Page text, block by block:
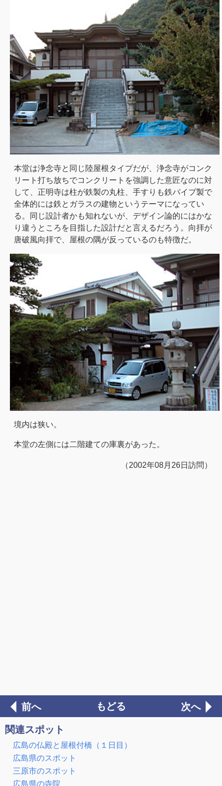
本堂は浄念寺と同じ陸屋根タイプだが、浄念寺がコンク
リート打ち放ちでコンクリートを強調した意匠なのに対
して、正明寺は柱が鉄製の丸柱、手すりも鉄パイプ製で
全体的には鉄とガラスの建物というテーマになってい
る。同じ設計者かも知れないが、デザイン論的にはかな
り違うところを目指した設計だと言えるだろう。向拝が
唐破風向拝で、屋根の隅が反っているのも特徴だ。
境内は狭い。
本堂の左側には二階建ての庫裏があった。
（2002年08月26日訪問）
前へ もどる 次へ
関連スポット
広島の仏殿と屋根付橋（１日目）
広島県のスポット
三原市のスポット
広島県の寺院